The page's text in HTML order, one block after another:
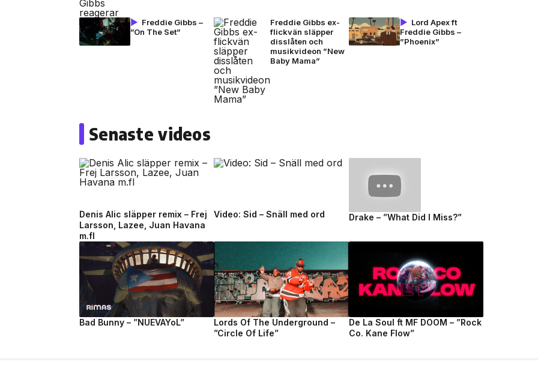
Freddie Gibbs –
”On The Set”
Freddie Gibbs ex-
flickvän släpper
disslåten och
musikvideon ”New
Baby Mama”
Lord Apex ft
Freddie Gibbs –
”Phoenix”
Senaste videos
Denis Alic släpper remix – Frej
Larsson, Lazee, Juan Havana
m.fl
Video: Sid – Snäll med ord Drake – ”What Did I Miss?”
Bad Bunny – ”NUEVAYoL”
Lords Of The Underground –
”Circle Of Life”
De La Soul ft MF DOOM – ”Rock
Co. Kane Flow”